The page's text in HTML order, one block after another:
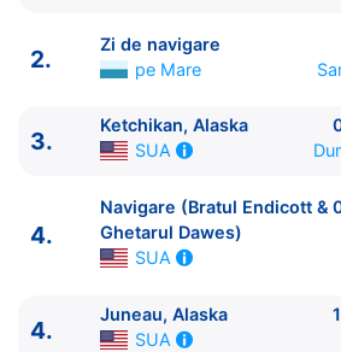
Ziua | Portul | Sosire - Plecare
2.
Zi de navigare
pe Mare
3.
Ketchikan, Alaska
SUA
4.
Navigare (Bratul Endicott &
Ghetarul Dawes)
SUA
4.
Juneau, Alaska
SUA